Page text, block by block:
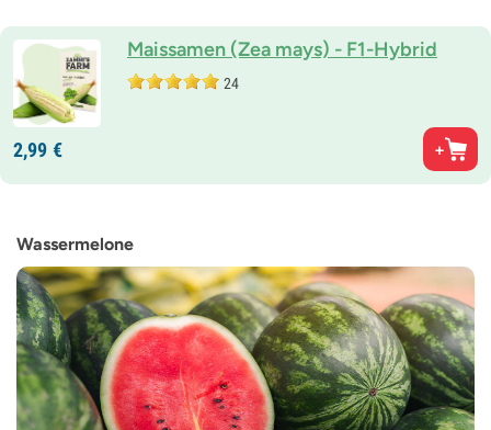
Maissamen (Zea mays) - F1-Hybrid
24
2,99 €
Wassermelone